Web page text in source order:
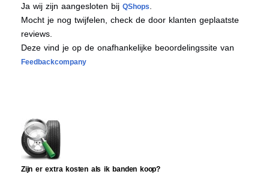
Ja wij zijn aangesloten bij QShops
Mocht je nog twijfelen, check de door klanten geplaatste
reviews.
Deze vind je op de onafhankelijke beoordelingssite van
Feedbackcompany
Zijn er extra kosten als ik banden koop?